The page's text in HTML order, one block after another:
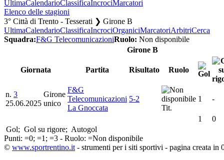
UltimaCalendarioClassificaIncrociMarcatori
Elenco delle stagioni
3° Città di Trento - Tesserati ❯ Girone B
UltimaCalendarioClassificaIncrociOrganiciMarcatoriArbitriCerca
Squadra:F&G TelecomunicazioniRuolo: Non disponibile
Girone B
Giornata Partita Risultato Ruolo
n. 3
25.06.2025
Girone
unico
F&G
Telecomunicazioni
La Gnoccata
5-2
Tit.
1 -
1
0
Gol; Gol su rigore; Autogol
Punti: =0; =1; =3 - Ruolo: =Non disponibile
© www.sportrentino.it - strumenti per i siti sportivi - pagina creata in